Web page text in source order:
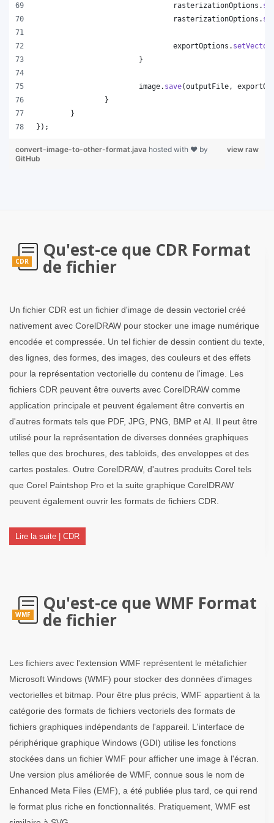
rasterizationOptions .
rasterizationOptions .
exportOptions .
			}
image. save(outputFile ,
		}
	}
});
view raw
convert-image-to-other-format.java hosted with ❤ by
GitHub
CDR
Qu'est-ce que CDR Format
de fichier
Un fichier CDR est un fichier d'image de dessin vectoriel créé
nativement avec CorelDRAW pour stocker une image numérique
encodée et compressée. Un tel fichier de dessin contient du texte,
des lignes, des formes, des images, des couleurs et des effets
pour la représentation vectorielle du contenu de l'image. Les
fichiers CDR peuvent être ouverts avec CorelDRAW comme
application principale et peuvent également être convertis en
d'autres formats tels que PDF, JPG, PNG, BMP et AI. Il peut être
utilisé pour la représentation de diverses données graphiques
telles que des brochures, des tabloïds, des enveloppes et des
cartes postales. Outre CorelDRAW, d'autres produits Corel tels
que Corel Paintshop Pro et la suite graphique CorelDRAW
peuvent également ouvrir les formats de fichiers CDR.
Lire la suite | CDR
WMF
Qu'est-ce que WMF Format
de fichier
Les fichiers avec l'extension WMF représentent le métafichier
Microsoft Windows (WMF) pour stocker des données d'images
vectorielles et bitmap. Pour être plus précis, WMF appartient à la
catégorie des formats de fichiers vectoriels des formats de
fichiers graphiques indépendants de l'appareil. L'interface de
périphérique graphique Windows (GDI) utilise les fonctions
stockées dans un fichier WMF pour afficher une image à l'écran.
Une version plus améliorée de WMF, connue sous le nom de
Enhanced Meta Files (EMF), a été publiée plus tard, ce qui rend
le format plus riche en fonctionnalités. Pratiquement, WMF est